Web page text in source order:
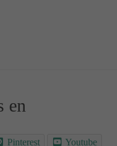
- Santa Claus, Papá Noel
Navidad 117 - Santa
en
Pinterest Youtube